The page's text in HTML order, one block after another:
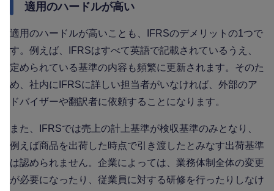
適用のハードルが高い
適用のハードルが高いことも、IFRSのデメリットの1つで
す。例えば、IFRSはすべて英語で記載されているうえ、
定められている基準の内容も頻繁に更新されます。そのた
め、社内にIFRSに詳しい担当者がいなければ、外部のア
ドバイザーや翻訳者に依頼することになります。
また、IFRSでは売上の計上基準が検収基準のみとなり、
例えば商品を出荷した時点で引き渡したとみなす出荷基準
は認められません。企業によっては、業務体制全体の変更
が必要になったり、従業員に対する研修を行ったりしなけ